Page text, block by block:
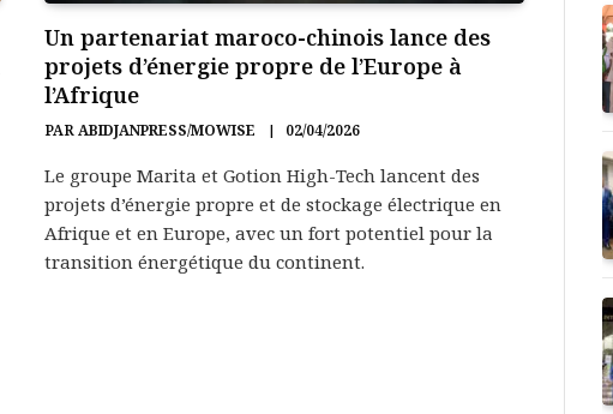
Un partenariat maroco-chinois lance des
projets d’énergie propre de l’Europe à
l’Afrique
PARABIDJANPRESS/MOWISE 02/04/2026
Le groupe Marita et Gotion High-Tech lancent des
projets d’énergie propre et de stockage électrique en
Afrique et en Europe, avec un fort potentiel pour la
transition énergétique du continent.